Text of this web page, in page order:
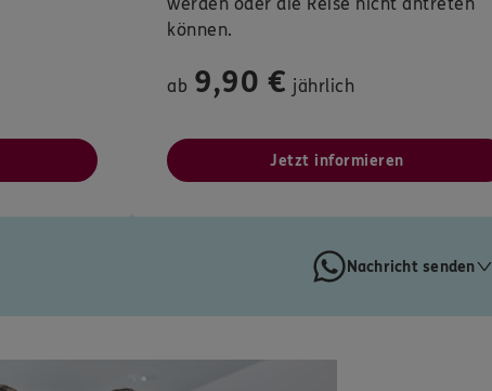
werden oder die Reise nicht antreten
können.
ab 9,90 € jährlich
Jetzt informieren
Nachricht senden